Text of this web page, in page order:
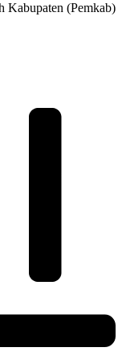
Kabupaten (Pemkab)